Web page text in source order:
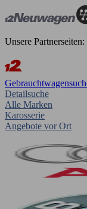
Unsere Partnerseiten:
Detailsuche
Alle Marken
Karosserie
Angebote vor Ort